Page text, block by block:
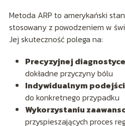
Metoda ARP to amerykański
stosowany z powodzeniem w
Jej skuteczność polega na:
Precyzyjnej diagnostyce
dokładne przyczyny bólu
Indywidualnym
do konkretnego przypadku
Wykorzystaniu
przyspieszających proces